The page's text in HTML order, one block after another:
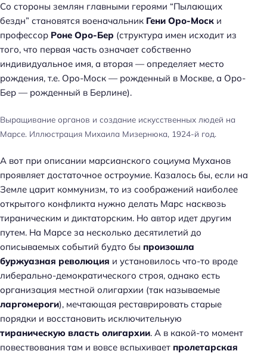
Со стороны землян главными героями “Пылающих
бездн” становятся военачальник Гени Оро-Моск и
профессор Роне Оро-Бер (структура имен исходит из
того, что первая часть означает собственно
индивидуальное имя, а вторая — определяет место
рождения, т.е. Оро-Моск — рожденный в Москве, а Оро-
Бер — рожденный в Берлине).
Выращивание органов и создание искусственных людей на
Марсе. Иллюстрация Михаила Мизернюка, 1924-й год.
А вот при описании марсианского социума Муханов
проявляет достаточное остроумие. Казалось бы, если на
Земле царит коммунизм, то из соображений наиболее
открытого конфликта нужно делать Марс насквозь
тираническим и диктаторским. Но автор идет другим
путем. На Марсе за несколько десятилетий до
описываемых событий будто бы произошла
буржуазная революция и установилось что-то вроде
либерально-демократического строя, однако есть
организация местной олигархии (так называемые
ларгомероги), мечтающая реставрировать старые
порядки и восстановить исключительную
тираническую власть олигархии. А в какой-то момент
повествования там и вовсе вспыхивает пролетарская